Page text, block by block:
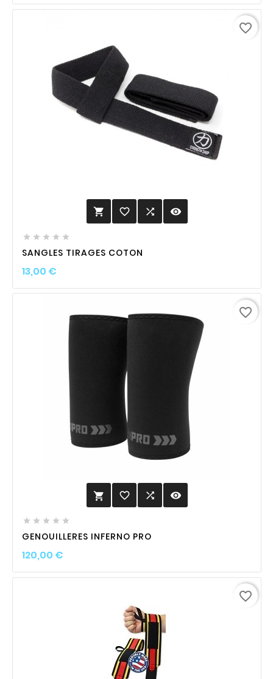
 favorite_border  visibility
    
SANGLES TIRAGES COTON
13,00 €Prix
favorite_border
 favorite_border  visibility
    
GENOUILLERES INFERNO PRO
120,00 €Prix
favorite_border
favorite_border